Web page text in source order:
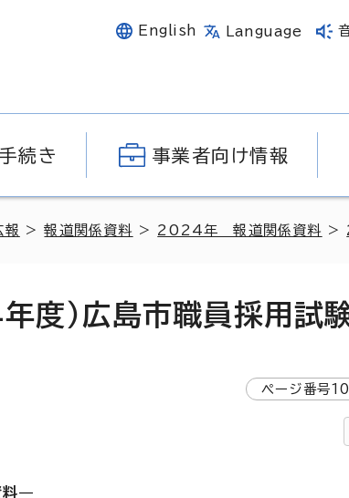
English Language
手続き 事業者向け情報
報 >報道関係資料 > 2024年 報道関係資料 >
度）広島市職員採用試
ページ番号